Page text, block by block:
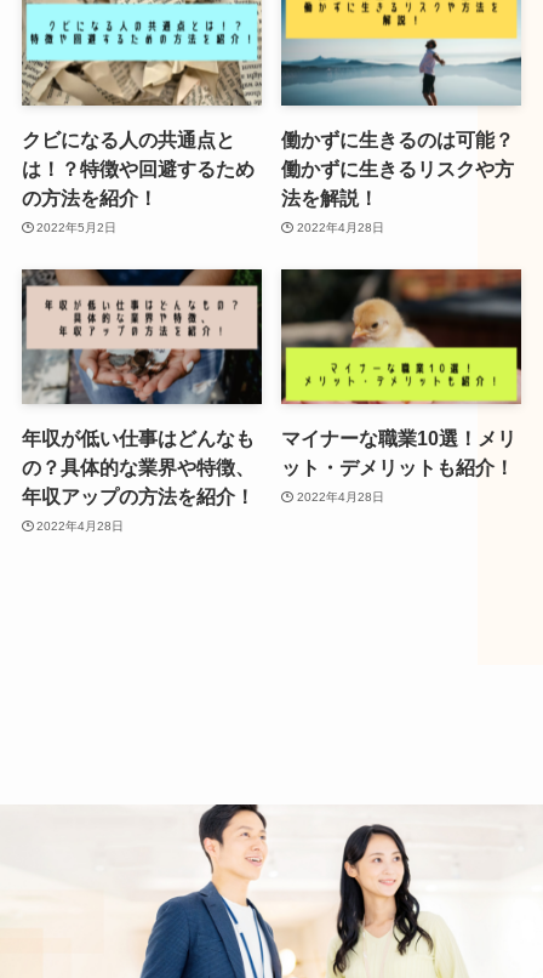
クビになる人の共通点と
は！？特徴や回避するため
の方法を紹介！
2022年5月2日
働かずに生きるのは可能？
働かずに生きるリスクや方
法を解説！
2022年4月28日
年収が低い仕事はどんなも
の？具体的な業界や特徴、
年収アップの方法を紹介！
2022年4月28日
マイナーな職業10選！メリ
ット・デメリットも紹介！
2022年4月28日